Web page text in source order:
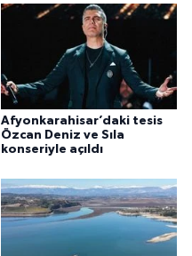
Afyonkarahisar’daki tesis
Özcan Deniz ve Sıla
konseriyle açıldı